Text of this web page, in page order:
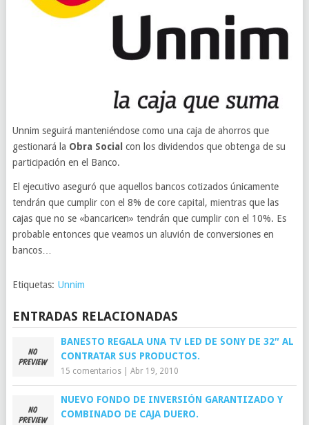
Unnim seguirá manteniéndose como una caja de ahorros que
gestionará la Obra Social con los dividendos que obtenga de su
participación en el Banco.
El ejecutivo aseguró que aquellos bancos cotizados únicamente
tendrán que cumplir con el 8% de core capital, mientras que las
cajas que no se «bancaricen» tendrán que cumplir con el 10%. Es
probable entonces que veamos un aluvión de conversiones en
bancos…
Etiquetas: Unnim
ENTRADAS RELACIONADAS
BANESTO REGALA UNA TV LED DE SONY DE 32″ AL
CONTRATAR SUS PRODUCTOS.
15 comentarios| Abr 19, 2010
NUEVO FONDO DE INVERSIÓN GARANTIZADO Y
COMBINADO DE CAJA DUERO.